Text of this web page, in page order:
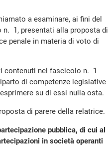
a esaminare, ai fini del
n. 1, presentati alla proposta di
penale in materia di voto di
contenuti nel fascicolo n. 1
di competenze legislative
su di essi nulla osta.
di parere della relatrice.
pubblica, di cui al
in società operanti